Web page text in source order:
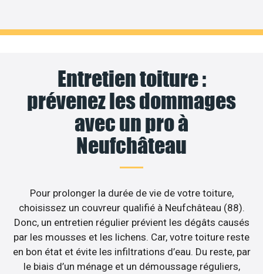
Entretien toiture :
prévenez les dommages
avec un pro à
Neufchâteau
Pour prolonger la durée de vie de votre toiture,
choisissez un couvreur qualifié à Neufchâteau (88).
Donc, un entretien régulier prévient les dégâts causés
par les mousses et les lichens. Car, votre toiture reste
en bon état et évite les infiltrations d’eau. Du reste, par
le biais d’un ménage et un démoussage réguliers,